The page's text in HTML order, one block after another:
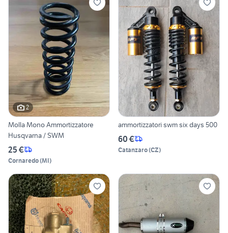
2
Molla Mono Ammortizzatore
Husqvarna / SWM
25 €
Cornaredo(MI)
ammortizzatori swm six days 500
60 €
Catanzaro(CZ)